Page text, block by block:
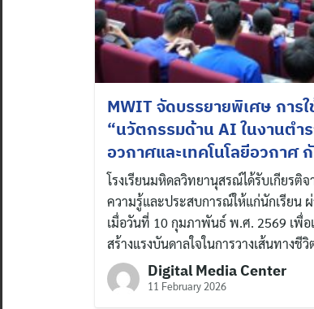
MWIT จัดบรรยายพิเศษ การ
“นวัตกรรมด้าน AI ในงานตำ
อวกาศและเทคโนโลยีอวกาศ
โรงเรียนมหิดลวิทยานุสรณ์ได้รับเกียรติ
ความรู้และประสบการณ์ให้แก่นักเรียน
เมื่อวันที่ 10 กุมภาพันธ์ พ.ศ. 2569 เพื่อ
สร้างแรงบันดาลใจในการวางเส้นทางชี
Digital Media Center
11 February 2026